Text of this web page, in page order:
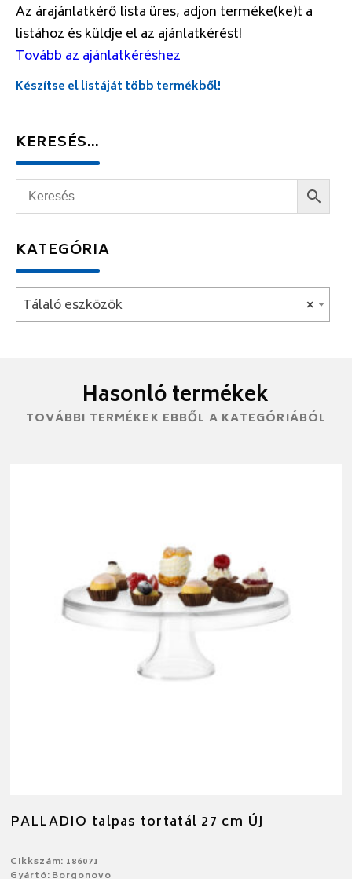
Az árajánlatkérő lista üres, adjon terméke(ke)t a
listához és küldje el az ajánlatkérést!
Tovább az ajánlatkéréshez
Készítse el listáját több termékből!
KERESÉS…
KATEGÓRIA
×
Tálaló eszközök
Hasonló termékek
TOVÁBBI TERMÉKEK EBBŐL A KATEGÓRIÁBÓL
PALLADIO talpas tortatál 27 cm ÚJ
Cikkszám: 186071